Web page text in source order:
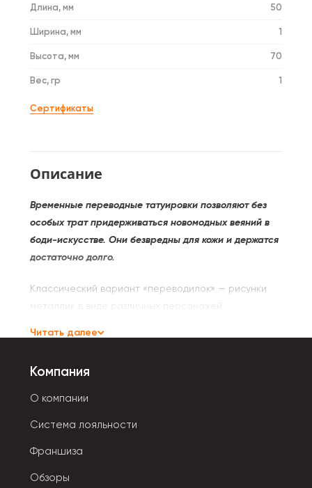
Длина, мм 50
Ширина, мм 1
Высота, мм 70
Вес, гр 1
Сертификаты
Описание
Временные переводные татуировки позволяют без
особых трат придерживаться новомодных веяний в
боди-искусстве. Они безвредны для кожи и держатся
достаточно долго.
Классический вариант «переводилок» — рисунки
металлик в виде различных персонажей,
геометрических фигур, абстрактных узоров,
единорогами, сказочными принцессами.
Читать далее
Компания
О компании
Система лояльности
Франшиза
Обзоры